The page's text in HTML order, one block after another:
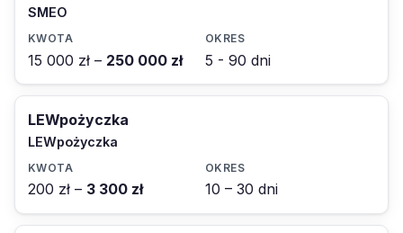
SMEO
15 000 zł – 250 000 zł 5 - 90 dni
LEWpożyczka
LEWpożyczka
200 zł – 3 300 zł 10 – 30 dni